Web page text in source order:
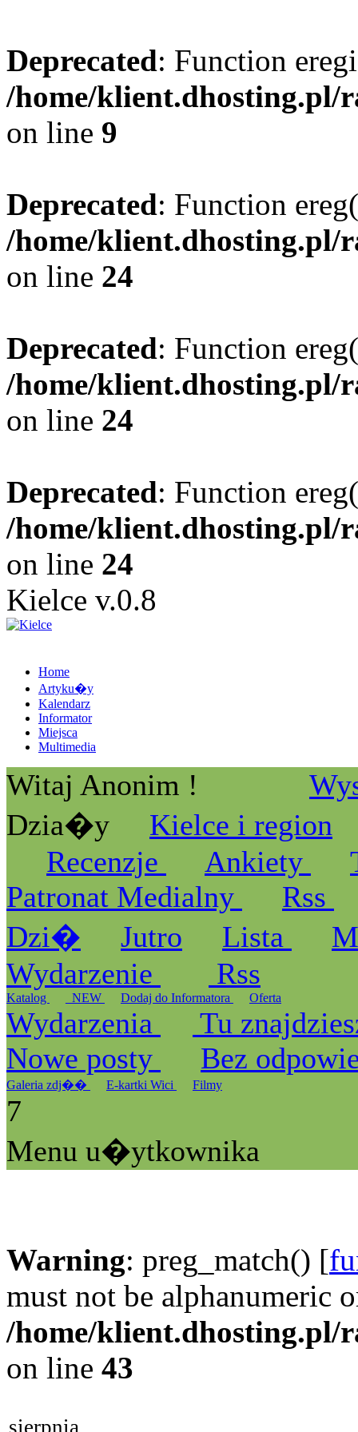
Deprecated: Function
/home/klient.dhosting.pl/
on line 9
Deprecated: Function
/home/klient.dhosting.pl/
on line 24
Deprecated: Function
/home/klient.dhosting.pl/
on line 24
Deprecated: Function
/home/klient.dhosting.pl/
on line 24
Kielce v.0.8
Home
Artyku�y
Kalendarz
Informator
Miejsca
Multimedia
Witaj Anonim !
Dzia�y
Kielce i region
Recenzje
Ankiety
Patronat Medialny
Rss
Dzi�
Jutro Lista
Wydarzenie
Rss
Katalog _NEW Dodaj do Informatora Oferta
Wydarzenia
Tu
Nowe posty
Bez
Galeria zdj�� E-kartki Wici Filmy
7
Menu u�ytkownika
Warning: preg_match() [
must not be alphanumeric
/home/klient.dhosting.pl/
on line 43
sierpnia